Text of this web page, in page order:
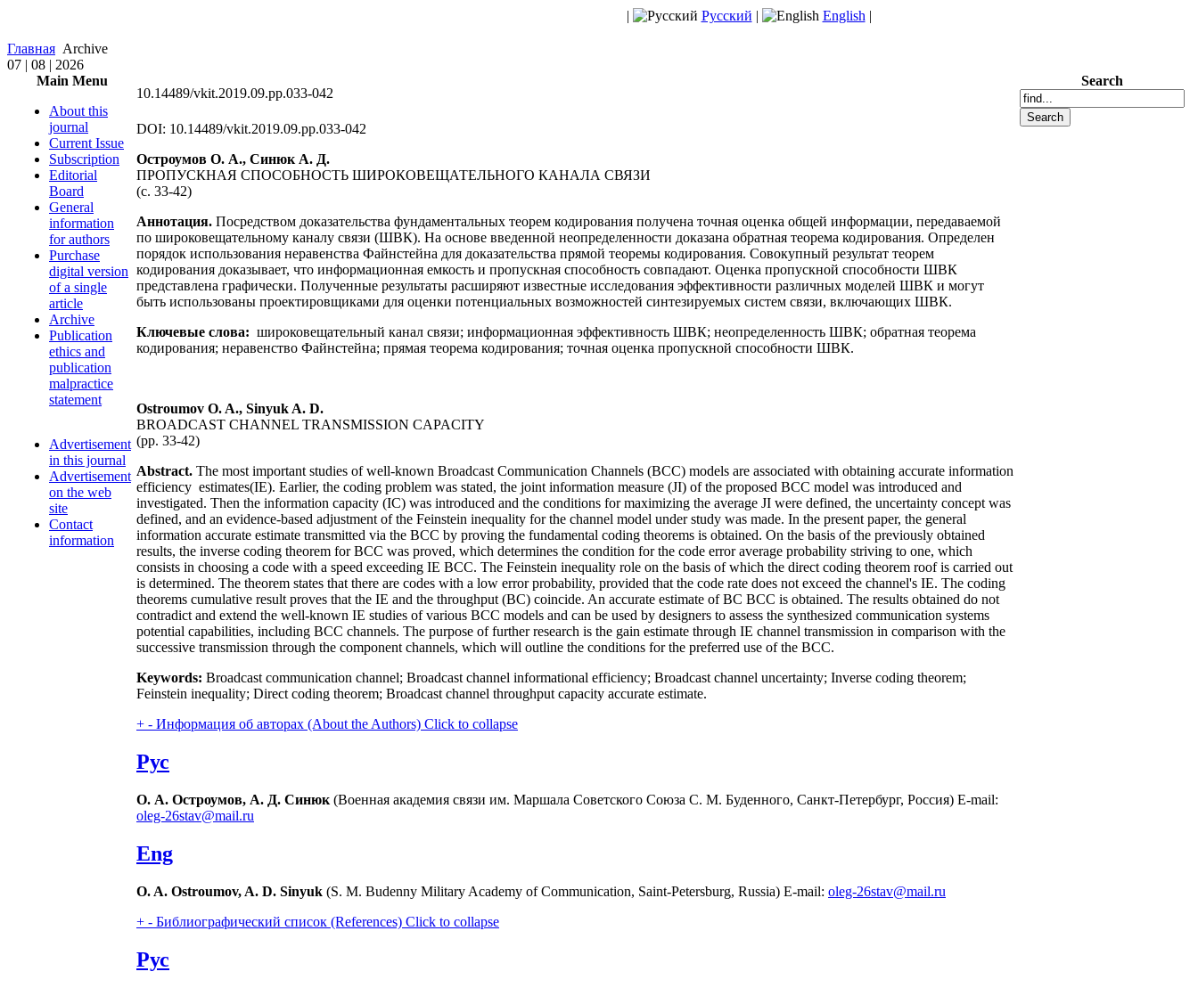
| Русский | English |
Главная Archive
07 | 08 | 2026
Main Menu
About this
journal
Current Issue
Subscription
Editorial
Board
General
information
for authors
Purchase
digital version
of a single
article
Archive
Publication
ethics and
publication
malpractice
statement
Advertisement
in this journal
Advertisement
on the web
site
Contact
information
10.14489/vkit.2019.09.pp.033-042
DOI: 10.14489/vkit.2019.09.pp.033-042
Остроумов О. А., Синюк А. Д.
ПРОПУСКНАЯ СПОСОБНОСТЬ ШИРОКОВЕЩАТЕЛЬНОГО КАНАЛА СВЯЗИ
(с. 33-42)
Аннотация. Посредством доказательства фундаментальных теорем кодирования получена точная оценка общей информации, передаваемой
по широковещательному каналу связи (ШВК). На основе введенной неопределенности доказана обратная теорема кодирования. Определен
порядок использования неравенства Файнстейна для доказательства прямой теоремы кодирования. Совокупный результат теорем
кодирования доказывает, что информационная емкость и пропускная способность совпадают. Оценка пропускной способности ШВК
представлена графически. Полученные результаты расширяют известные исследования эффективности различных моделей ШВК и могут
быть использованы проектировщиками для оценки потенциальных возможностей синтезируемых систем связи, включающих ШВК.
Ключевые слова: широковещательный канал связи; информационная эффективность ШВК; неопределенность ШВК; обратная теорема
кодирования; неравенство Файнстейна; прямая теорема кодирования; точная оценка пропускной способности ШВК.
Ostroumov O. A., Sinyuk A. D.
BROADCAST CHANNEL TRANSMISSION CAPACITY
(pp. 33-42)
Abstract. The most important studies of well-known Broadcast Communication Channels (BCC) models are associated with obtaining accurate information
efficiency estimates(IE). Earlier, the coding problem was stated, the joint information measure (JI) of the proposed BCC model was introduced and
investigated. Then the information capacity (IC) was introduced and the conditions for maximizing the average JI were defined, the uncertainty concept was
defined, and an evidence-based adjustment of the Feinstein inequality for the channel model under study was made. In the present paper, the general
information accurate estimate transmitted via the BCC by proving the fundamental coding theorems is obtained. On the basis of the previously obtained
results, the inverse coding theorem for BCC was proved, which determines the condition for the code error average probability striving to one, which
consists in choosing a code with a speed exceeding IE BCC. The Feinstein inequality role on the basis of which the direct coding theorem roof is carried out
is determined. The theorem states that there are codes with a low error probability, provided that the code rate does not exceed the channel's IE. The coding
theorems cumulative result proves that the IE and the throughput (BC) coincide. An accurate estimate of BC BCC is obtained. The results obtained do not
contradict and extend the well-known IE studies of various BCC models and can be used by designers to assess the synthesized communication systems
potential capabilities, including BCC channels. The purpose of further research is the gain estimate through IE channel transmission in comparison with the
successive transmission through the component channels, which will outline the conditions for the preferred use of the BCC.
Keywords: Broadcast communication channel; Broadcast channel informational efficiency; Broadcast channel uncertainty; Inverse coding theorem;
Feinstein inequality; Direct coding theorem; Broadcast channel throughput capacity accurate estimate.
+ - Информация об авторах (About the Authors) Click to collapse
Рус
О. А. Остроумов, А. Д. Синюк (Военная академия связи им. Маршала Советского Союза С. М. Буденного, Санкт-Петербург, Россия) E-mail:
oleg-26stav@mail.ru
Eng
O. A. Ostroumov, A. D. Sinyuk (S. M. Budenny Military Academy of Communication, Saint-Petersburg, Russia) E-mail: oleg-26stav@mail.ru
+ - Библиографический список (References) Click to collapse
Рус
Search